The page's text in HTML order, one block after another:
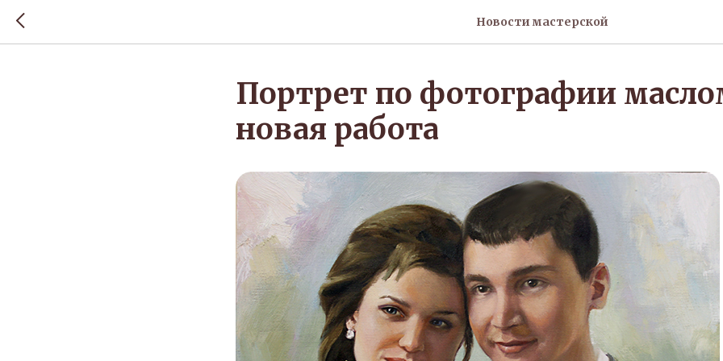
Новости мастерской
Портрет по фотографии
новая работа